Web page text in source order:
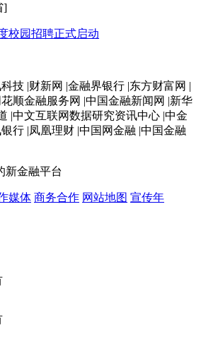
]
校园招聘正式启动
技 |财新网 |金融界银行 |东方财富网 |
顺金融服务网 |中国金融新闻网 |新华
|中文互联网数据研究资讯中心 |中金
行 |凤凰理财 |中国网金融 |中国金融
新金融平台
媒体 商务合作 网站地图 宣传年